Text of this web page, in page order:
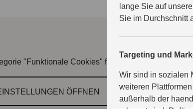
lange Sie auf
Sie im Durchschnitt
Targeting und
Wir sind in sozialen
weiteren
außerhalb der
"Funktionale Cookies" freischalten.
ÖFFNEN